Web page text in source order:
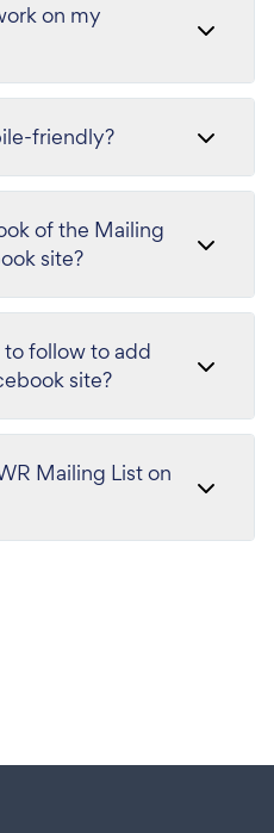
on my
friendly?
of the Mailing
site?
follow to add
site?
Mailing List on